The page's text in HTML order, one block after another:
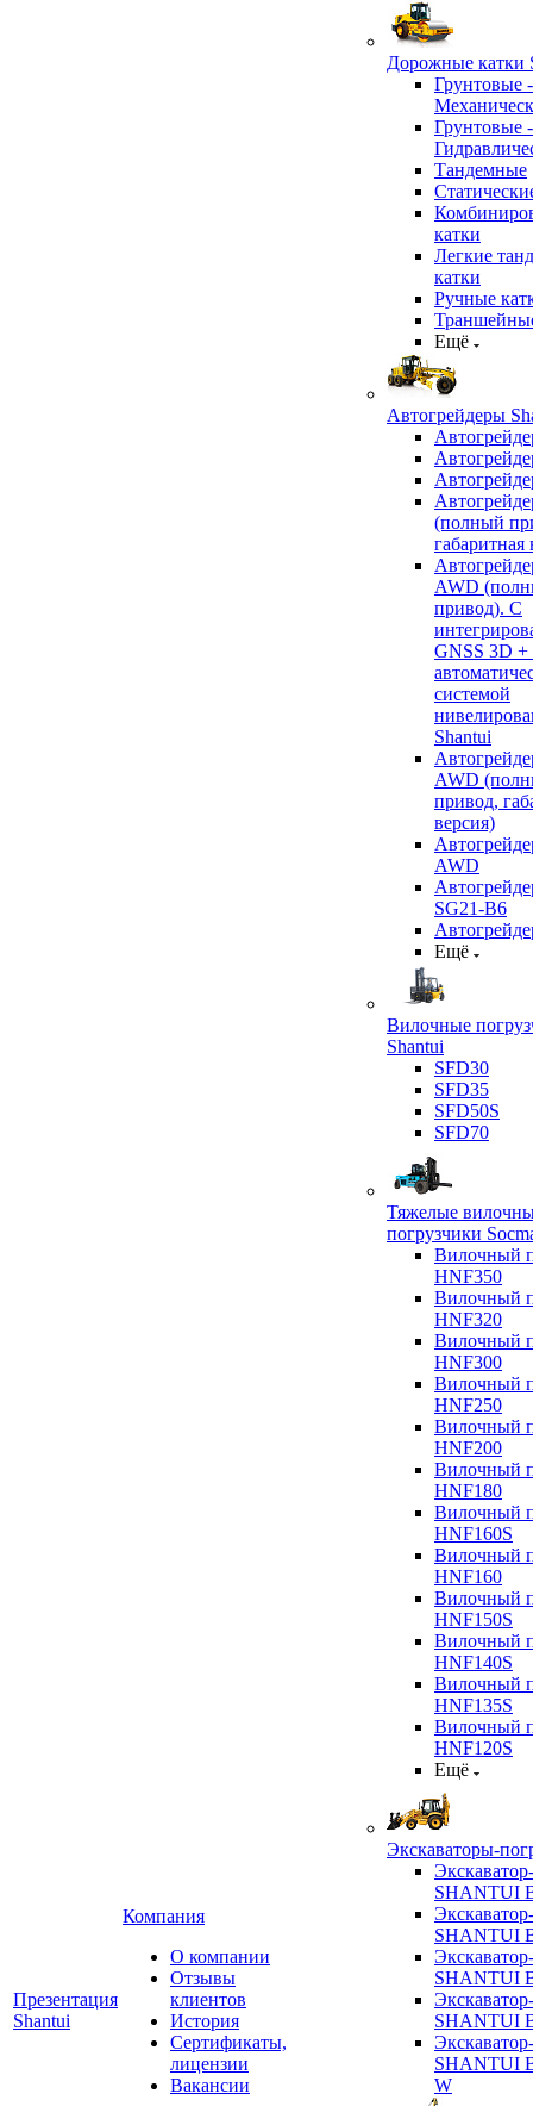
Презентация
Shantui
Компания
О компании
Отзывы
клиентов
История
Сертификаты,
лицензии
Вакансии
Дорожные катки
Грунтовые -
Грунтовые -
Тандемные
катки
Легкие
катки
Ручные
Ещё
Автогрейдеры
(полный
габаритная
AWD
привод). С
GNSS 3D +
системой
Shantui
AWD
привод,
версия)
AWD
SG21-B6
Ещё
Вилочные
Shantui
SFD30
SFD35
SFD50S
SFD70
Тяжелые
погрузчики
Вилочный
HNF350
Вилочный
HNF320
Вилочный
HNF300
Вилочный
HNF250
Вилочный
HNF200
Вилочный
HNF180
Вилочный
HNF160S
Вилочный
HNF160
Вилочный
HNF150S
Вилочный
HNF140S
Вилочный
HNF135S
Вилочный
HNF120S
Ещё
Экскаваторы-
SHANTUI
SHANTUI
SHANTUI
SHANTUI
SHANTUI
W